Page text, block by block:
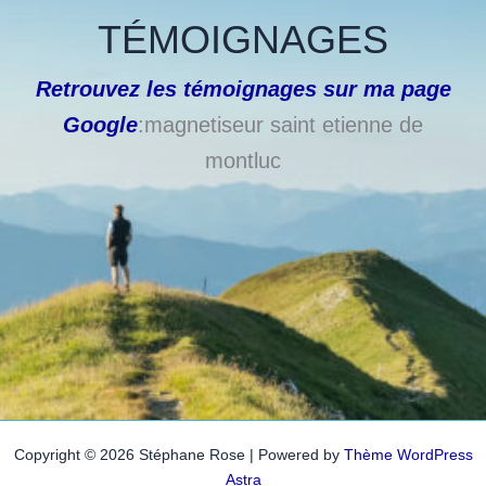
TÉMOIGNAGES
Retrouvez les témoignages sur ma page
Google:magnetiseur saint etienne de
montluc
Copyright © 2026 Stéphane Rose | Powered by Thème WordPress
Astra